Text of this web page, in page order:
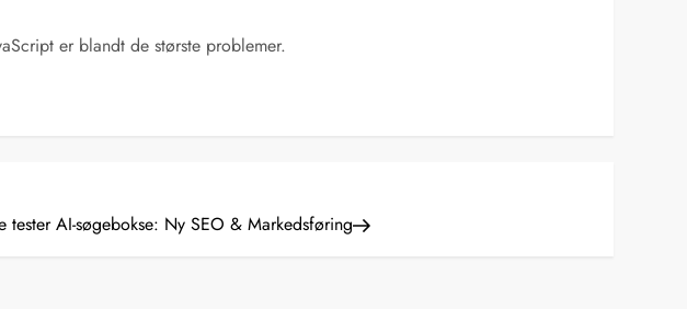
er blandt de største problemer.
tester AI-søgebokse: Ny SEO & Markedsføring